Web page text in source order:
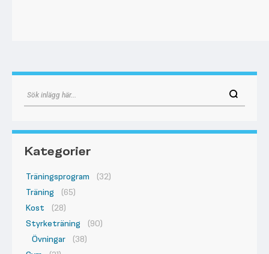
Kategorier
Träningsprogram
(32)
Träning
(65)
Kost
(28)
Styrketräning
(90)
Övningar
(38)